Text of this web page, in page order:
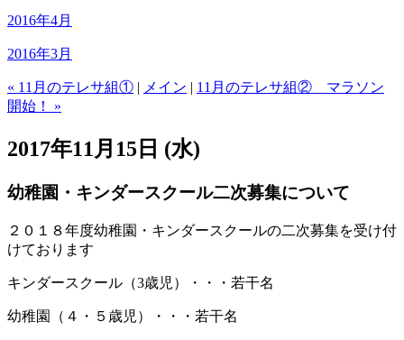
2016年4月
2016年3月
« 11月のテレサ組① | メイン | 11月のテレサ組② マラソン
開始！ »
2017年11月15日 (水)
幼稚園・キンダースクール二次募集について
２０１８年度幼稚園・キンダースクールの二次募集を受け付
けております
キンダースクール（3歳児）・・・若干名
幼稚園（４・５歳児）・・・若干名